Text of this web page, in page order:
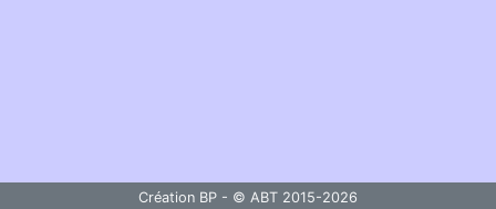
Création BP - © ABT 2015-2026